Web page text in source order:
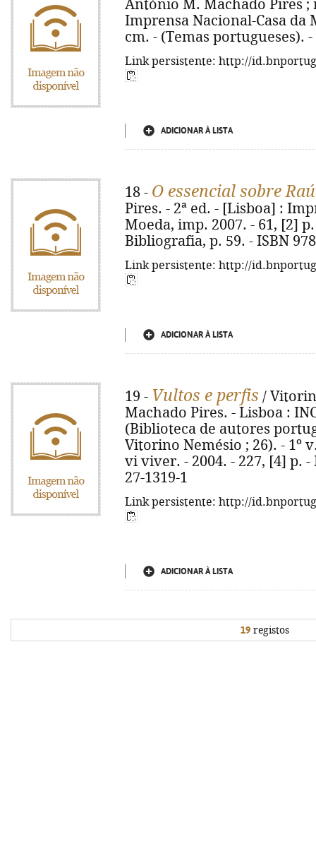
António M. Machado Pires
Imprensa Nacional-Casa da
cm. - (Temas portugueses). -
Link persistente: http://
ADICIONAR À LISTA
18 - O essencial sobre
Pires. - 2ª ed. - [Lisboa] :
Moeda, imp. 2007. - 61, [2]
Bibliografia, p. 59. - ISBN
Link persistente: http://
ADICIONAR À LISTA
19 - Vultos e perfis /
Machado Pires. - Lisboa :
(Biblioteca de autores
Vitorino Nemésio ; 26). - 1º
vi viver. - 2004. - 227, [4] p. -
27-1319-1
Link persistente: http://
ADICIONAR À LISTA
19registos